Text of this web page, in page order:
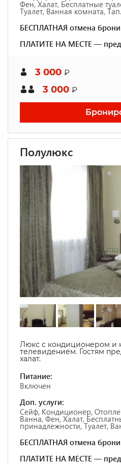
Фен, Халат, Бесплатные
Туалет, Ванная комната,
БЕСПЛАТНАЯ отмена
ПЛАТИТЕ НА МЕСТЕ —
3 000 ₽
3 000 ₽
Полулюкс
Люкс с кондиционером и
телевидением. Гостям
халат.
Питание:
Включен
Доп. услуги:
Сейф, Кондиционер,
Ванна, Фен, Халат,
принадлежности, Туалет,
БЕСПЛАТНАЯ отмена
ПЛАТИТЕ НА МЕСТЕ —